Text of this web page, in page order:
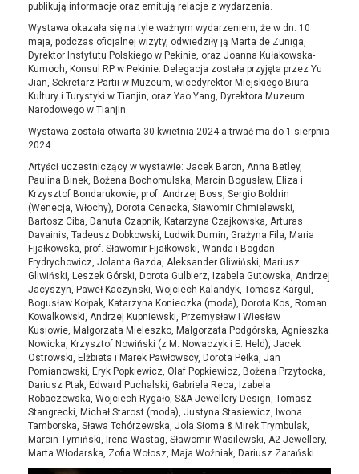
publikują informacje oraz emitują relacje z wydarzenia.
Wystawa okazała się na tyle ważnym wydarzeniem, że w dn. 10
maja, podczas oficjalnej wizyty, odwiedziły ją Marta de Zuniga,
Dyrektor Instytutu Polskiego w Pekinie, oraz Joanna Kułakowska-
Kumoch, Konsul RP w Pekinie. Delegacja została przyjęta przez Yu
Jian, Sekretarz Partii w Muzeum, wicedyrektor Miejskiego Biura
Kultury i Turystyki w Tianjin, oraz Yao Yang, Dyrektora Muzeum
Narodowego w Tianjin.
Wystawa została otwarta 30 kwietnia 2024 a trwać ma do 1 sierpnia
2024.
Artyści uczestniczący w wystawie: Jacek Baron, Anna Betley,
Paulina Binek, Bożena Bochomulska, Marcin Bogusław, Eliza i
Krzysztof Bondarukowie, prof. Andrzej Boss, Sergio Boldrin
(Wenecja, Włochy), Dorota Cenecka, Sławomir Chmielewski,
Bartosz Ciba, Danuta Czapnik, Katarzyna Czajkowska, Arturas
Davainis, Tadeusz Dobkowski, Ludwik Dumin, Grażyna Fila, Maria
Fijałkowska, prof. Sławomir Fijałkowski, Wanda i Bogdan
Frydrychowicz, Jolanta Gazda, Aleksander Gliwiński, Mariusz
Gliwiński, Leszek Górski, Dorota Gulbierz, Izabela Gutowska, Andrzej
Jacyszyn, Paweł Kaczyński, Wojciech Kalandyk, Tomasz Kargul,
Bogusław Kołpak, Katarzyna Konieczka (moda), Dorota Kos, Roman
Kowalkowski, Andrzej Kupniewski, Przemysław i Wiesław
Kusiowie, Małgorzata Mieleszko, Małgorzata Podgórska, Agnieszka
Nowicka, Krzysztof Nowiński (z M. Nowaczyk i E. Held), Jacek
Ostrowski, Elżbieta i Marek Pawłowscy, Dorota Pełka, Jan
Pomianowski, Eryk Popkiewicz, Olaf Popkiewicz, Bożena Przytocka,
Dariusz Ptak, Edward Puchalski, Gabriela Reca, Izabela
Robaczewska, Wojciech Rygało, S&A Jewellery Design, Tomasz
Stangrecki, Michał Starost (moda), Justyna Stasiewicz, Iwona
Tamborska, Sława Tchórzewska, Jola Słoma & Mirek Trymbulak,
Marcin Tymiński, Irena Wastag, Sławomir Wasilewski, A2 Jewellery,
Marta Włodarska, Zofia Wołosz, Maja Woźniak, Dariusz Zarański.